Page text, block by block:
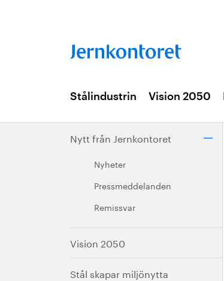
Stålindustrin Vision 2050
Nytt från Jernkontoret
Nyheter
Pressmeddelanden
Remissvar
Vision 2050
Stål skapar miljönytta